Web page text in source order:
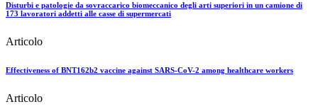
Disturbi e patologie da sovraccarico biomeccanico degli arti superiori in un camione di
173 lavoratori addetti alle casse di supermercati
Articolo
Effectiveness of BNT162b2 vaccine against SARS-CoV-2 among healthcare workers
Articolo